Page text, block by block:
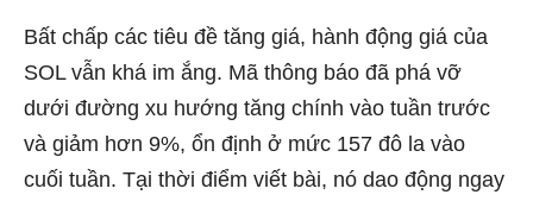
Bất chấp các tiêu đề tăng giá, hành động giá của
SOL vẫn khá im ắng. Mã thông báo đã phá vỡ
dưới đường xu hướng tăng chính vào tuần trước
và giảm hơn 9%, ổn định ở mức 157 đô la vào
cuối tuần. Tại thời điểm viết bài, nó dao động ngay